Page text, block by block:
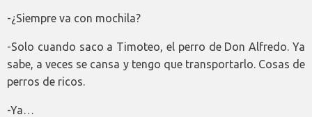
-¿Siempre va con mochila?
-Solo cuando saco a Timoteo, el perro de Don Alfredo. Ya
sabe, a veces se cansa y tengo que transportarlo. Cosas de
perros de ricos.
-Ya…